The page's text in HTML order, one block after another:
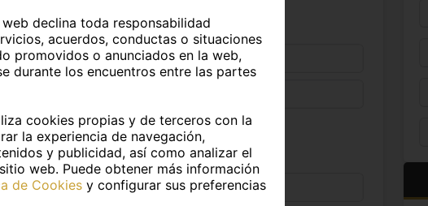
Edad: 25 años
Medidas: -
declina toda responsabilidad
acuerdos, conductas o situaciones
promovidos o anunciados en la web,
durante los encuentros entre las partes
cookies propias y de terceros con la
la experiencia de navegación,
y publicidad, así como analizar el
web. Puede obtener más información
de Cookies y configurar sus preferencias